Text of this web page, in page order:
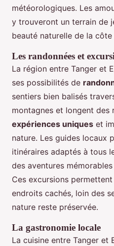
météorologiques. Les
y trouveront un terrain de
beauté naturelle de la côte
Les randonnées et
La région entre Tanger et
ses possibilités de
sentiers bien balisés
montagnes et longent des
expériences uniques et
nature. Les guides locaux
itinéraires adaptés à tous
des aventures
Ces excursions
endroits cachés, loin des
nature reste préservée.
La gastronomie locale
La cuisine entre Tanger et